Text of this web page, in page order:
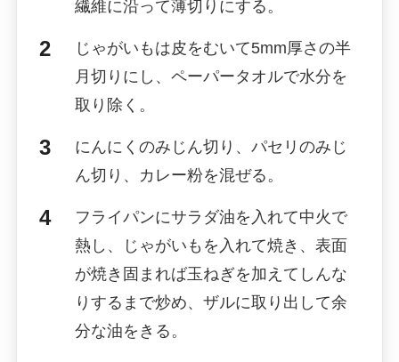
繊維に沿って薄切りにする。
じゃがいもは皮をむいて5mm厚さの半
月切りにし、ペーパータオルで水分を
取り除く。
にんにくのみじん切り、パセリのみじ
ん切り、カレー粉を混ぜる。
フライパンにサラダ油を入れて中火で
熱し、じゃがいもを入れて焼き、表面
が焼き固まれば玉ねぎを加えてしんな
りするまで炒め、ザルに取り出して余
分な油をきる。